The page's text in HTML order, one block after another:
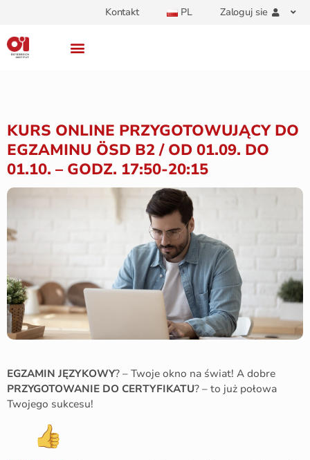
Kontakt PL Zaloguj sie
KURS ONLINE PRZYGOTOWUJĄCY DO
EGZAMINU ÖSD B2 / OD 01.09. DO
01.10. – GODZ. 17:50-20:15
EGZAMIN JĘZYKOWY? – Twoje okno na świat! A dobre
PRZYGOTOWANIE DO CERTYFIKATU? – to już połowa
Twojego sukcesu!